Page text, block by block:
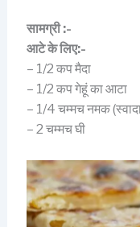
सामग्री :-
आटे के लिए:-
– 1/2 कप मैदा
– 1/2 कप गेहूं का आटा
– 1/4 चम्मच नमक
– 2 चम्मच घी